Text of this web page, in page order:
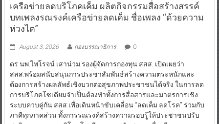
เครือข่ายลดบริโภคเค็ม ผลิตกิจกรรมสื่อสร้างสรรค์
บทเพลงรณรงค์เครือข่ายลดเค็ม ชื่อเพลง “ด้วยความ
ห่วงไต”
August 3, 2026 กองบรรณาธิการ 0
ดร.นพ.ไพโรจน์ เสาน่วม รองผู้จัดการกองทุน สสส. เปิดเผยว่า
สสส.พร้อมสนับสนุนการประชาสัมพันธ์สร้างความตระหนักและ
ต้องการสร้างผลลัพธ์เชิงบวกต่อสุขภาพประชาชนได้จริง ในการลด
การบริโภคโซเดียมจำเป็นต้องทำทั้งการสื่อสารและมาตรการเชิง
ระบบควบคู่กัน สสส.เพื่อเดินหน้าขับเคลื่อน “ลดเค็ม ลดโรค” ร่วมกับ
ภาคีทุกภาคส่วน ทั้งการรณรงค์สร้างความรอบรู้ให้ประชาชนปรับ